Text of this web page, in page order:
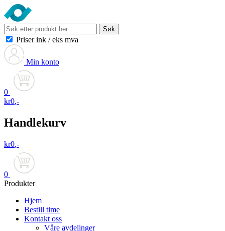
Søk
Priser ink / eks mva
Min konto
0
kr0,-
Handlekurv
kr0,-
0
Produkter
Hjem
Bestill time
Kontakt oss
Våre avdelinger